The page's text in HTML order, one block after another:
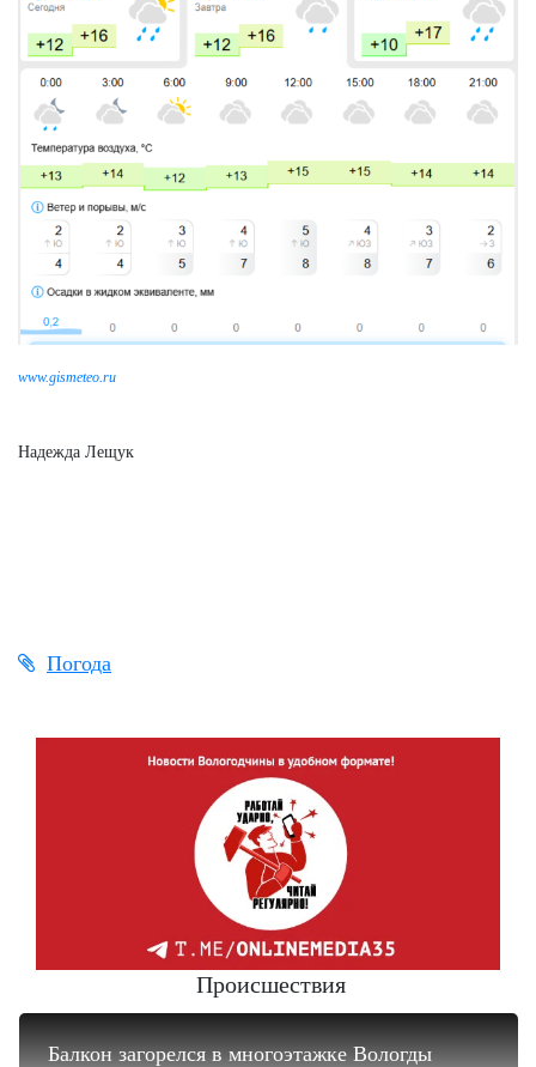
www.gismeteo.ru
Надежда Лещук
Погода
Происшествия
Балкон загорелся в многоэтажке Вологды